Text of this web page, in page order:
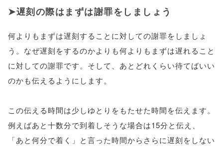
遅刻の際はまずは謝罪をしましょう
何よりもまずは遅刻することに対しての謝罪をしましょ
う。なぜ遅刻をするのかよりも何よりもまずは遅れること
に対しての謝罪です。そして、あとどれくらい待てばいい
のかも伝えるようにします。
この伝える時間は少しゆとりをもたせた時間を伝えます。
例えばあと十数分で到着しそうな場合は15分と伝え、
「あと何分で着く」と言った時間からさらに遅刻をしない